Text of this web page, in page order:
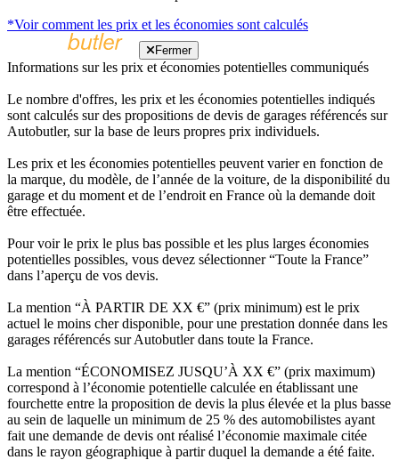
*Voir comment les prix et les économies sont calculés
Fermer
Informations sur les prix et économies potentielles communiqués
Le nombre d'offres, les prix et les économies potentielles indiqués
sont calculés sur des propositions de devis de garages référencés sur
Autobutler, sur la base de leurs propres prix individuels.
Les prix et les économies potentielles peuvent varier en fonction de
la marque, du modèle, de l’année de la voiture, de la disponibilité du
garage et du moment et de l’endroit en France où la demande doit
être effectuée.
Pour voir le prix le plus bas possible et les plus larges économies
potentielles possibles, vous devez sélectionner “Toute la France”
dans l’aperçu de vos devis.
La mention “À PARTIR DE XX €” (prix minimum) est le prix
actuel le moins cher disponible, pour une prestation donnée dans les
garages référencés sur Autobutler dans toute la France.
La mention “ÉCONOMISEZ JUSQU’À XX €” (prix maximum)
correspond à l’économie potentielle calculée en établissant une
fourchette entre la proposition de devis la plus élevée et la plus basse
au sein de laquelle un minimum de 25 % des automobilistes ayant
fait une demande de devis ont réalisé l’économie maximale citée
dans le rayon géographique à partir duquel la demande a été faite.